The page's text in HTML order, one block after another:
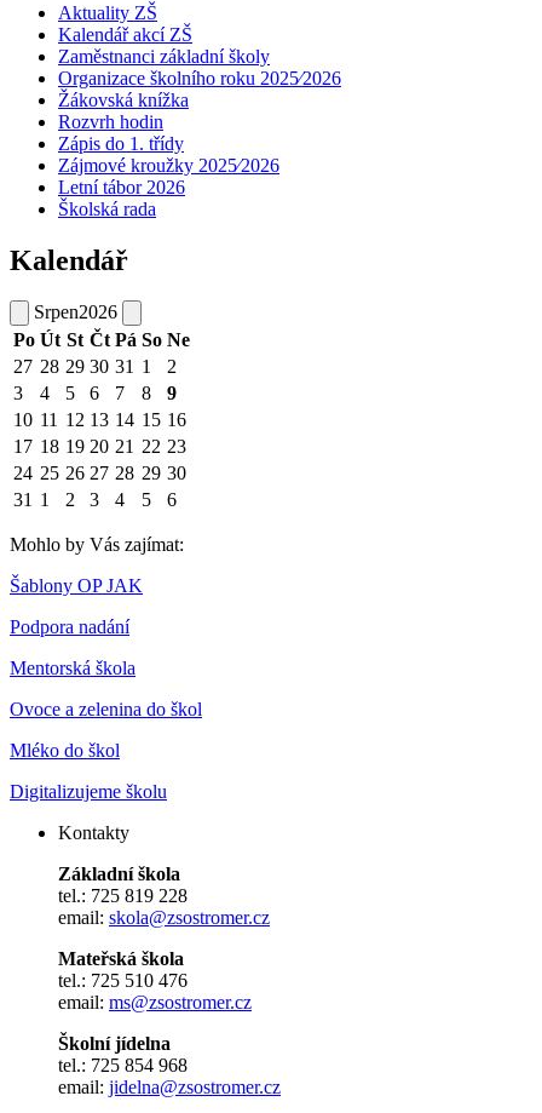
Aktuality ZŠ
Kalendář akcí ZŠ
Zaměstnanci základní školy
Organizace školního roku 2025⁄2026
Žákovská knížka
Rozvrh hodin
Zápis do 1. třídy
Zájmové kroužky 2025⁄2026
Letní tábor 2026
Školská rada
Kalendář
Srpen2026
Po Út St Čt Pá So Ne
27 28 29 30 31 1
2
3
4 5 6 7 8
9
10 11 12 13 14 15 16
17 18 19 20 21 22 23
24 25 26 27 28 29 30
31 1 2 3 4 5 6
Mohlo by Vás zajímat:
Šablony OP JAK
Podpora nadání
Mentorská škola
Ovoce a zelenina do škol
Mléko do škol
Digitalizujeme školu
Kontakty
Základní škola
tel.: 725 819 228
email: skola@zsostromer.cz
Mateřská škola
tel.: 725 510 476
email: ms@zsostromer.cz
Školní jídelna
tel.: 725 854 968
email: jidelna@zsostromer.cz